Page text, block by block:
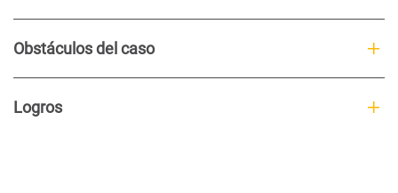
Obstáculos del caso
Logros